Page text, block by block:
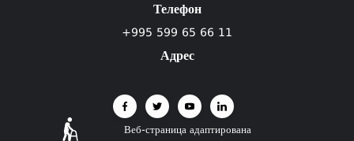
Телефон
+995 599 65 66 11
Адрес
Веб-страница адаптирована